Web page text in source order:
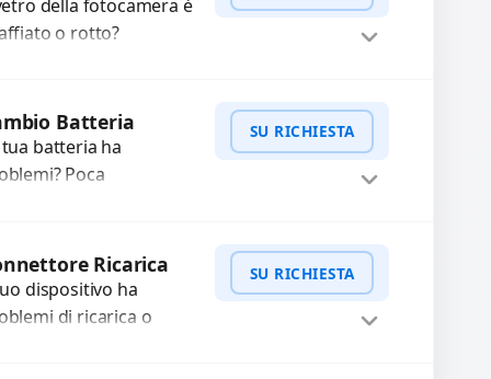
della fotocamera è
o rotto?
per 3 mesi....
WhatsApp
Batteria
tua batteria ha
Poca
esauriti?
la...
SU RICHIESTA
WhatsApp
Ricarica
dispositivo ha
di ricarica o
SU RICHIESTA